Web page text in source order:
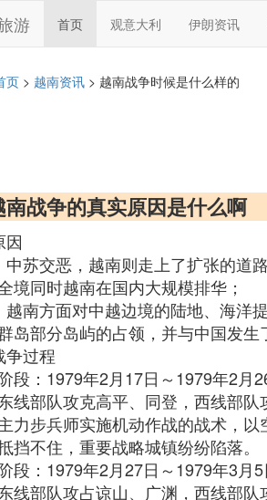
游 首页 观意大利 伊朗资讯
页 > 越南资讯 > 越南战争时候是什么样的
南战争的真实原因是什么啊
因
中苏交恶，越南则走上了扩张的
境同时越南在国内大规模排华；
越南方面对中越边境的陆地、海
岛部分岛屿的占领，并与中国发生
争过程
段：1979年2月17日～1979年2月
线部队攻克高平、同登，西线部
力步兵师实施机动作战的战术，
挡不住，重要战略城镇纷纷陷落。
段：1979年2月27日～1979年3月5
线部队攻占谅山、广渊，西线部